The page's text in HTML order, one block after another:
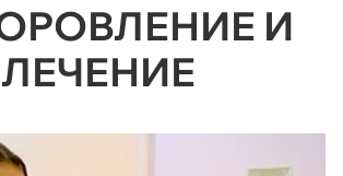
И
ЛЕЧЕНИЕ